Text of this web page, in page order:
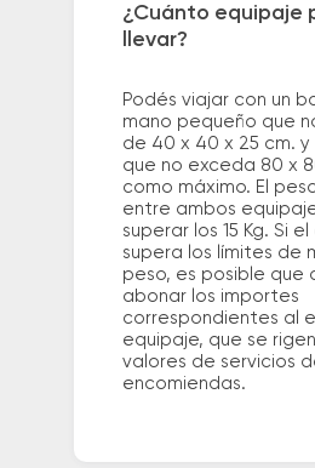
¿Cuánto equipaje
llevar?
Podés viajar con un
mano pequeño que
de 40 x 40 x 25 cm. y
que no exceda 80 x
como máximo. El
entre ambos
superar los 15 Kg. Si
supera los límites de
peso, es posible que
abonar los importes
correspondientes al
equipaje, que se
valores de servicios
encomiendas.